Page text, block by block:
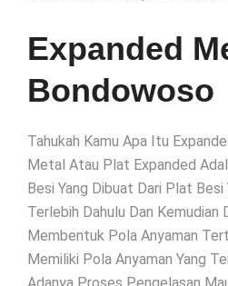
Expanded
Bondowoso
Tahukah Kamu Apa Itu
Metal Atau Plat Expanded
Besi Yang Dibuat Dari Plat
Terlebih Dahulu Dan Kemudian
Membentuk Pola Anyaman
Memiliki Pola Anyaman Yang